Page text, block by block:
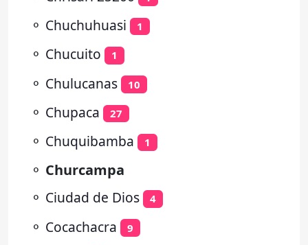
⚬ Chuchuhuasi 1
⚬ Chucuito 1
⚬ Chulucanas 10
⚬ Chupaca 27
⚬ Chuquibamba 1
⚬ Churcampa
⚬ Ciudad de Dios 4
⚬ Cocachacra 9